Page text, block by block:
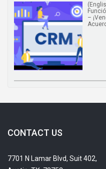
–
CONTACT US
7701 N Lamar Blvd, Suit 402,